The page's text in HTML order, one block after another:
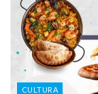
CULTURA